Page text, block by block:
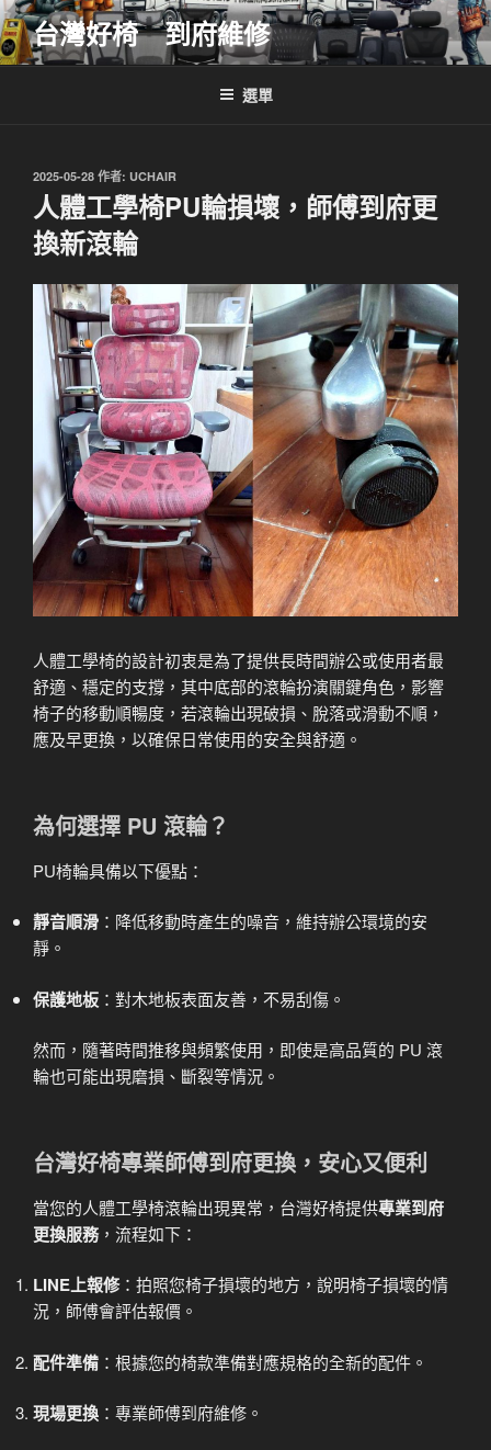
跳
至
主
台灣好椅 到府維修
選單
發
於
2025-05-28 作者: UCHAIR
人體工學椅PU輪損壞，師傅到府更
換新滾輪
人體工學椅的設計初衷是為了提供長時間辦公或使用者最
舒適、穩定的支撐，其中底部的滾輪扮演關鍵角色，影響
椅子的移動順暢度，若滾輪出現破損、脫落或滑動不順，
應及早更換，以確保日常使用的安全與舒適。
為何選擇 PU 滾輪？
PU椅輪具備以下優點：
靜音順滑 ：降低移動時產生的噪音，維持辦公環境的安
靜。
保護地板 ：對木地板表面友善，不易刮傷。
然而，隨著時間推移與頻繁使用，即使是高品質的 PU 滾
輪也可能出現磨損、斷裂等情況。
台灣好椅專業師傅到府更換，安心又便利
當您的人體工學椅滾輪出現異常，台灣好椅提供專業到府
更換服務，流程如下：
LINE上報修：拍照您椅子損壞的地方，說明椅子損壞的情
況，師傅會評估報價。
配件準備 ：根據您的椅款準備對應規格的全新的配件。
現場更換 ：專業師傅到府維修。